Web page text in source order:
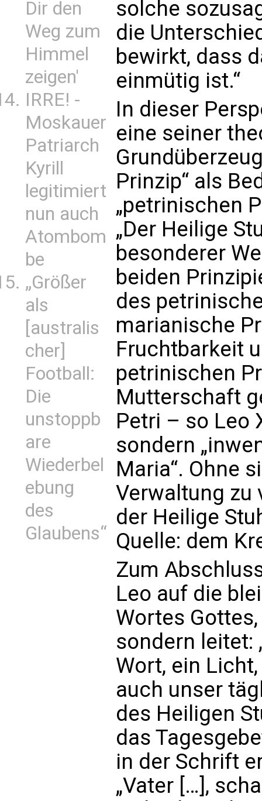
Dir den
Weg zum
Himmel
zeigen'
IRRE! -
Moskauer
Patriarch
Kyrill
legitimiert
nun auch
Atombom
be
„Größer
als
[australis
cher]
Football:
Die
unstoppb
are
Wiederbel
ebung
des
Glaubens“
solche
die
bewirkt, dass
einmütig ist.“
In dieser
eine seiner
Prinzip“ als
„petrinischen
„Der Heilige
besonderer
beiden
des
marianische
Fruchtbarkeit
petrinischen
Mutterschaft
Petri – so Leo
sondern
Maria“. Ohne
Verwaltung zu
der Heilige
Quelle: dem
Zum
Leo auf die
Wortes
sondern leitet:
Wort, ein
auch unser
des Heiligen
das
in der Schrift
„Vater […],